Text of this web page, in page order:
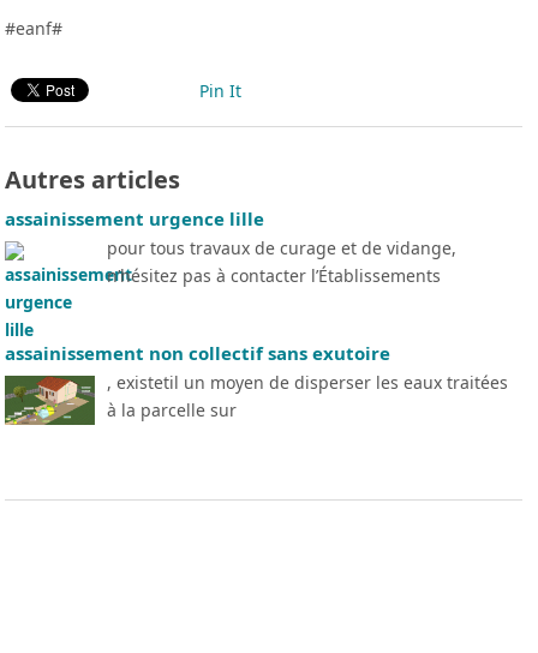
#eanf#
Pin It
Autres articles
assainissement urgence lille
pour tous travaux de curage et de vidange,
n’hésitez pas à contacter l’Établissements
assainissement non collectif sans exutoire
, existetil un moyen de disperser les eaux traitées
à la parcelle sur